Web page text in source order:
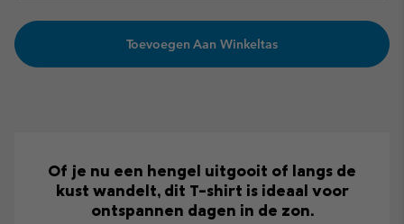
Toevoegen Aan Winkeltas
Of je nu een hengel uitgooit of langs de
kust wandelt, dit T-shirt is ideaal voor
ontspannen dagen in de zon.